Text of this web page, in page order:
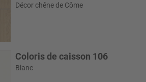
: notre collection de chaises Turn. Beau et
Décor chêne de Côme
Coloris de caisson 106
Blanc